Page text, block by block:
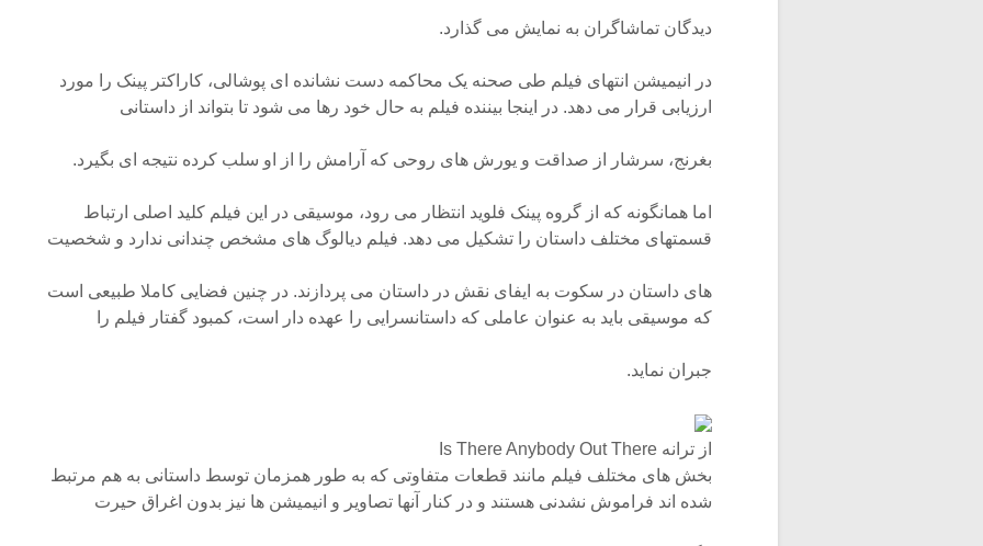
دیدگان تماشاگران به نمایش می گذارد.
در انیمیشن انتهای فیلم طی صحنه یک محاکمه دست نشانده ای پوشالی، کاراکتر پینک را مورد
ارزیابی قرار می دهد. در اینجا بیننده فیلم به حال خود رها می شود تا بتواند از داستانی
بغرنج، سرشار از صداقت و یورش های روحی که آرامش را از او سلب کرده نتیجه ای بگیرد.
اما همانگونه که از گروه پینک فلوید انتظار می رود، موسیقی در این فیلم کلید اصلی ارتباط
قسمتهای مختلف داستان را تشکیل می دهد. فیلم دیالوگ های مشخص چندانی ندارد و شخصیت
های داستان در سکوت به ایفای نقش در داستان می پردازند. در چنین فضایی کاملا طبیعی است
که موسیقی باید به عنوان عاملی که داستانسرایی را عهده دار است، کمبود گفتار فیلم را
جبران نماید.
از ترانه Is There Anybody Out There
بخش های مختلف فیلم مانند قطعات متفاوتی که به طور همزمان توسط داستانی به هم مرتبط
شده اند فراموش نشدنی هستند و در کنار آنها تصاویر و انیمیشن ها نیز بدون اغراق حیرت